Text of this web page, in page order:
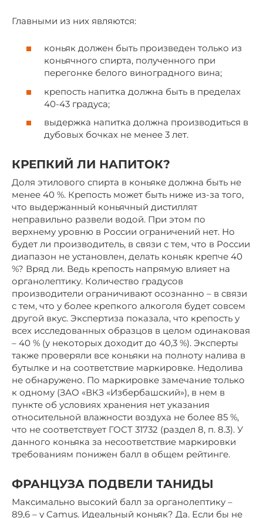
Главными из них являются:
коньяк должен быть произведен только из
коньячного спирта, полученного при
перегонке белого виноградного вина;
крепость напитка должна быть в пределах
40-43 градуса;
выдержка напитка должна производиться в
дубовых бочках не менее 3 лет.
КРЕПКИЙ ЛИ НАПИТОК?
Доля этилового спирта в коньяке должна быть не
менее 40 %. Крепость может быть ниже из-за того,
что выдержанный коньячный дистиллят
неправильно развели водой. При этом по
верхнему уровню в России ограничений нет. Но
будет ли производитель, в связи с тем, что в России
диапазон не установлен, делать коньяк крепче 40
%? Вряд ли. Ведь крепость напрямую влияет на
органолептику. Количество градусов
производители ограничивают осознанно – в связи
с тем, что у более крепкого алкоголя будет совсем
другой вкус. Экспертиза показала, что крепость у
всех исследованных образцов в целом одинаковая
– 40 % (у некоторых доходит до 40,3 %). Эксперты
также проверяли все коньяки на полноту налива в
бутылке и на соответствие маркировке. Недолива
не обнаружено. По маркировке замечание только
к одному (ЗАО «ВКЗ «Избербашский»), в нем в
пункте об условиях хранения нет указания
относительной влажности воздуха не более 85 %,
что не соответствует ГОСТ 31732 (раздел 8, п. 8.3). У
данного коньяка за несоответствие маркировки
требованиям понижен балл в общем рейтинге.
ФРАНЦУЗА ПОДВЕЛИ ТАНИДЫ
Максимально высокий балл за органолептику –
89,6 – у Camus. Идеальный коньяк? Да. Если бы не